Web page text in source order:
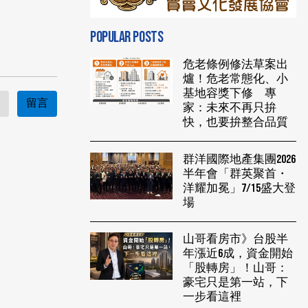
留言
POPULAR POSTS
危老條例修法草案出
爐！危老常態化、小
基地容獎下修 專
家：未來不再只拚
快，也要拚整合品質
群洋國際地產集團2026
半年會「群英聚首・
洋耀加冕」7/15盛大登
場
山哥看房市》台股半
年漲近6成，資金開始
「股轉房」！山哥：
豪宅只是第一站，下
一步看這裡